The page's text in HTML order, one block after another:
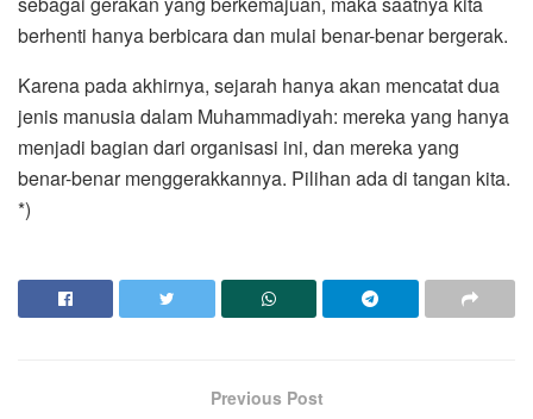
berhenti hanya berbicara dan mulai benar-benar bergerak.
Karena pada akhirnya, sejarah hanya akan mencatat dua
jenis manusia dalam Muhammadiyah: mereka yang hanya
menjadi bagian dari organisasi ini, dan mereka yang
benar-benar menggerakkannya. Pilihan ada di tangan kita.
*)
Previous Post